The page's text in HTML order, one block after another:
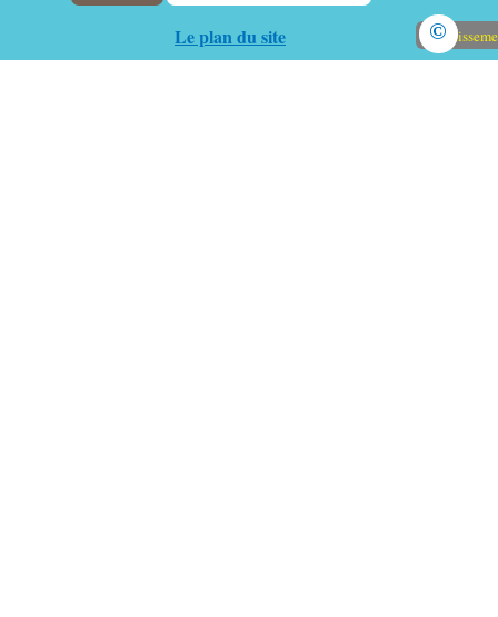
Le plan du site ©